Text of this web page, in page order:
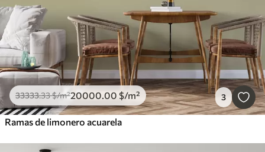
33333.33$/m²20000.00 $/m² 3
Ramas de limonero acuarela